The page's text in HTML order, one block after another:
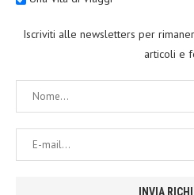
Iscriviti alle newsletters per
articoli e